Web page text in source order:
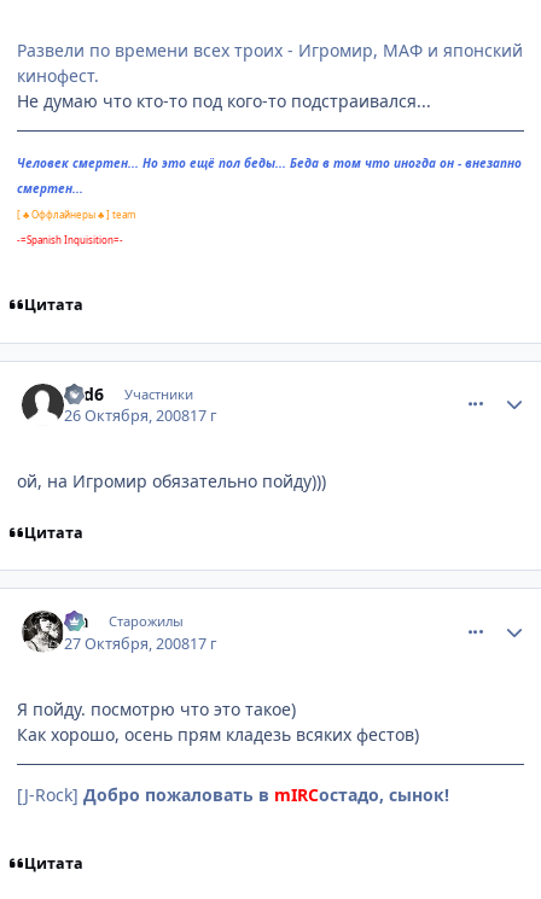
Развели по времени всех троих - Игромир, МАФ и японский
кинофест.
Не думаю что кто-то под кого-то подстраивался...
Человек смертен... Но это ещё пол беды... Беда в том что иногда он - внезапно
смертен...
[ ♣ Оффлайнеры ♣ ] team
-=Spanish Inquisition=-
Цитата
Drd6 Участники
26 Октября, 200817 г
ой, на Игромир обязательно пойду)))
Цитата
Lia Старожилы
27 Октября, 200817 г
Я пойду. посмотрю что это такое)
Как хорошо, осень прям кладезь всяких фестов)
[J-Rock] Добро пожаловать в mIRCостадо, сынок!
Цитата